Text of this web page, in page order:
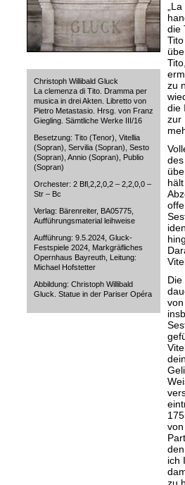
Christoph Willibald Gluck
La clemenza di Tito. Dramma per
musica in drei Akten. Libretto von
Pietro Metastasio. Hrsg. von Franz
Giegling. Sämtliche Werke III/16
Besetzung: Tito (Tenor), Vitellia
(Sopran), Servilia (Sopran), Sesto
(Sopran), Annio (Sopran), Publio
(Sopran)
Orchester: 2 Bfl,2,2,0,2 – 2,2,0,0 –
Str – Bc
Verlag: Bärenreiter, BA05775,
Aufführungsmaterial leihweise
Aufführung: 9.5.2024, Gluck-
Festspiele 2024, Markgräfliches
Opernhaus Bayreuth, Leitung:
Michael Hofstetter
Abbildung: Christoph Willibald
Gluck. Statue in der Pariser Opéra
die
zu
die
zur
ich